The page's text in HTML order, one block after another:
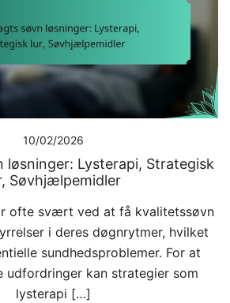
10/02/2026
løsninger: Lysterapi, Strategisk
Søvhjælpemidler
ofte svært ved at få kvalitetssøvn
i deres døgnrytmer, hvilket
sundhedsproblemer. For at
udfordringer kan strategier som
lysterapi […]